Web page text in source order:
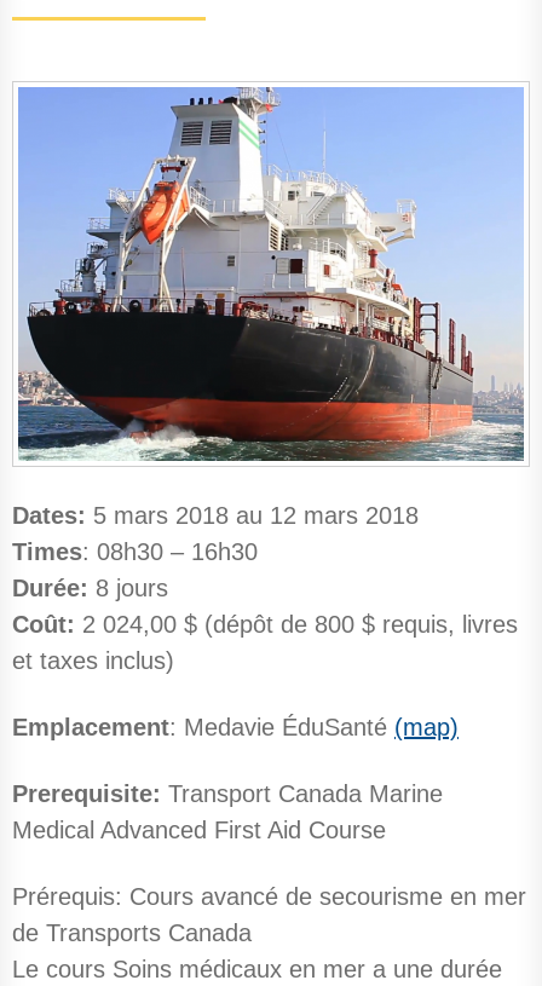
Dates: 5 mars 2018 au 12 mars 2018
Times: 08h30 – 16h30
Durée: 8 jours
Coût: 2 024,00 $ (dépôt de 800 $ requis, livres
et taxes inclus)
Emplacement: Medavie ÉduSanté (map)
Prerequisite: Transport Canada Marine
Medical Advanced First Aid Course
Prérequis: Cours avancé de secourisme en mer
de Transports Canada
Le cours Soins médicaux en mer a une durée